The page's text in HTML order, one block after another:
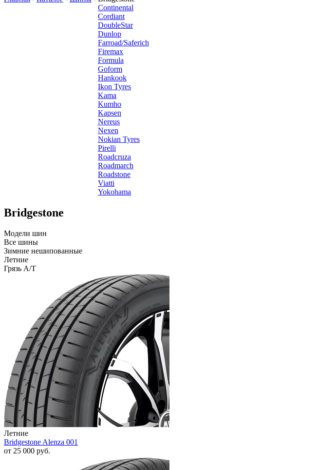
Continental
Cordiant
DoubleStar
Dunlop
Farroad/Saferich
Firemax
Formula
Goform
Hankook
Ikon Tyres
Kama
Kumho
Kapsen
Nereus
Nexen
Nokian Tyres
Pirelli
Roadcruza
Roadmarch
Roadstone
Viatti
Yokohama
Bridgestone
Модели шин
Все шины
Зимние нешипованные
Летние
Грязь A/T
Летние
Bridgestone Alenza 001
от 25 000 руб.